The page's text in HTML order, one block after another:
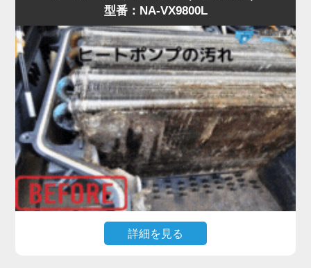
特に掛川市は、設置環境や湿気の影響もあり、購入
から数年で見えない場所がカビだらけになっている
ケースが珍しくありません。
市販のクリーナーによる「つけ置き」だけでは落と
しきれない頑固な汚れには、プロによる洗濯機分解
クリーニングが最も効果的です。
私たち「家電の達人」は、洗濯槽を丸ごと取り外し
て物理的に削ぎ落とす洗濯機分解クリーニングのプ
ロフェッショナルです。
掛川市にお住まいのお客様からも、「新品みたいに
ピカピカになった」「嫌なニオイが消えて柔軟剤の
香りが戻った」と多くの喜びの声をいただいていま
型番：NA-VX9800L
詳細を見る